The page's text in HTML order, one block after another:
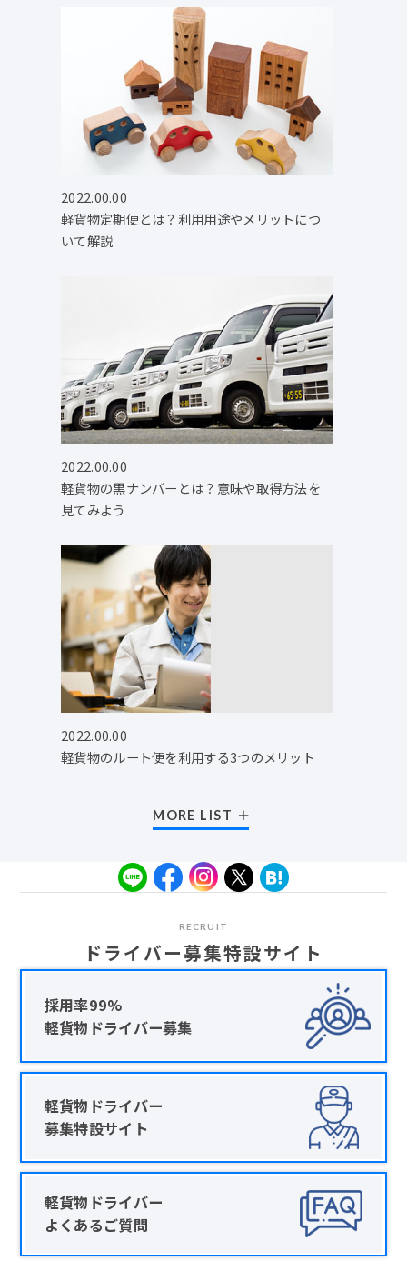
2022.00.00
軽貨物定期便とは？利用用途やメリットにつ
いて解説
2022.00.00
軽貨物の黒ナンバーとは？意味や取得方法を
見てみよう
2022.00.00
軽貨物のルート便を利用する3つのメリット
MORE LIST
RECRUIT
ドライバー募集特設サイト
採用率99%
軽貨物ドライバー募集
軽貨物ドライバー
募集特設サイト
軽貨物ドライバー
よくあるご質問